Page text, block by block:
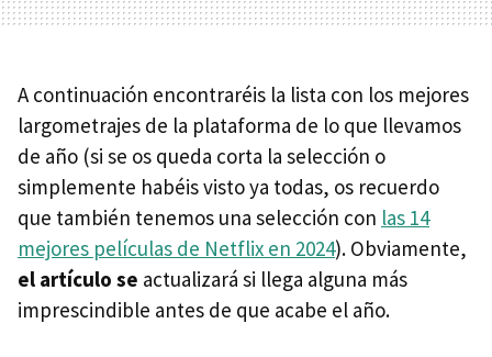
A continuación encontraréis la lista con los mejores
largometrajes de la plataforma de lo que llevamos
de año (si se os queda corta la selección o
simplemente habéis visto ya todas, os recuerdo
que también tenemos una selección con las 14
mejores películas de Netflix en 2024). Obviamente,
el artículo se actualizará si llega alguna más
imprescindible antes de que acabe el año.